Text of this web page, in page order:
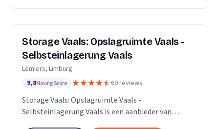
Storage Vaals: Opslagruimte Vaals -
Selbsteinlagerung Vaals
Lemiers, Limburg
9,8Moving Score 60 reviews
Storage Vaals: Opslagruimte Vaals -
Selbsteinlagerung Vaals is een aanbieder van